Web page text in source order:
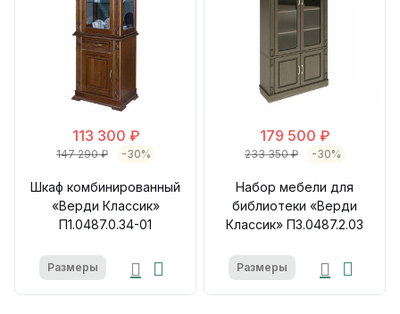
113 300 ₽
147 290 ₽ -30%
Шкаф комбинированный
«Верди Классик»
П1.0487.0.34-01
Размеры
179 500 ₽
233 350 ₽ -30%
Набор мебели для
библиотеки «Верди
Классик» П3.0487.2.03
Размеры